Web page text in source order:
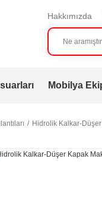
Hakkımızda
Mobilya
Hidrolik Kalkar-